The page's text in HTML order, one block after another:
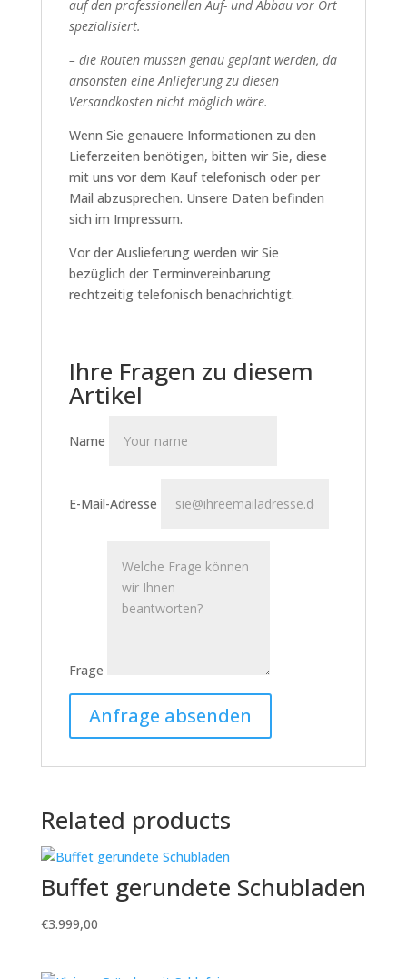
auf den professionellen Auf- und Abbau vor Ort
spezialisiert.
– die Routen müssen genau geplant werden, da
ansonsten eine Anlieferung zu diesen
Versandkosten nicht möglich wäre.
Wenn Sie genauere Informationen zu den
Lieferzeiten benötigen, bitten wir Sie, diese
mit uns vor dem Kauf telefonisch oder per
Mail abzusprechen. Unsere Daten befinden
sich im Impressum.
Vor der Auslieferung werden wir Sie
bezüglich der Terminvereinbarung
rechtzeitig telefonisch benachrichtigt.
Ihre Fragen zu diesem
Artikel
Name
E-Mail-Adresse
Frage
Related products
Buffet gerundete Schubladen
€3.999,00